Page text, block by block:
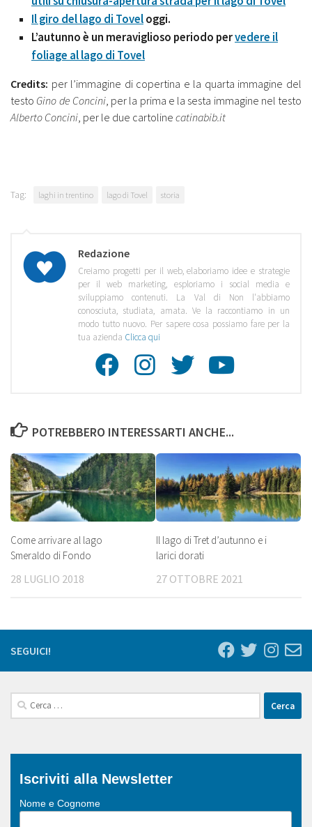
Il giro del lago di Toveloggi.
L’autunno è un meraviglioso periodo pervedere il
foliage al lago di Tovel
Credits: per l’immagine di copertina e la quarta immagine del
testo Gino de Concini, per la prima e la sesta immagine nel testo
Alberto Concini , per le due cartoline catinabib.it
Tag: laghi in trentino lago di Tovel storia
Redazione
Creiamo progetti per il web, elaboriamo idee e strategie
per il web marketing, esploriamo i social media e
sviluppiamo contenuti. La Val di Non l'abbiamo
conosciuta, studiata, amata. Ve la raccontiamo in un
modo tutto nuovo. Per sapere cosa possiamo fare per la
tua azienda Clicca qui
Facebook
POTREBBERO INTERESSARTI ANCHE...
Come arrivare al lago
Smeraldo di Fondo
28 LUGLIO 2018
Il lago di Tret d’autunno e i
larici dorati
27 OTTOBRE 2021
SEGUICI!
Ricerca
per:
Iscriviti alla Newsletter
Nome e Cognome